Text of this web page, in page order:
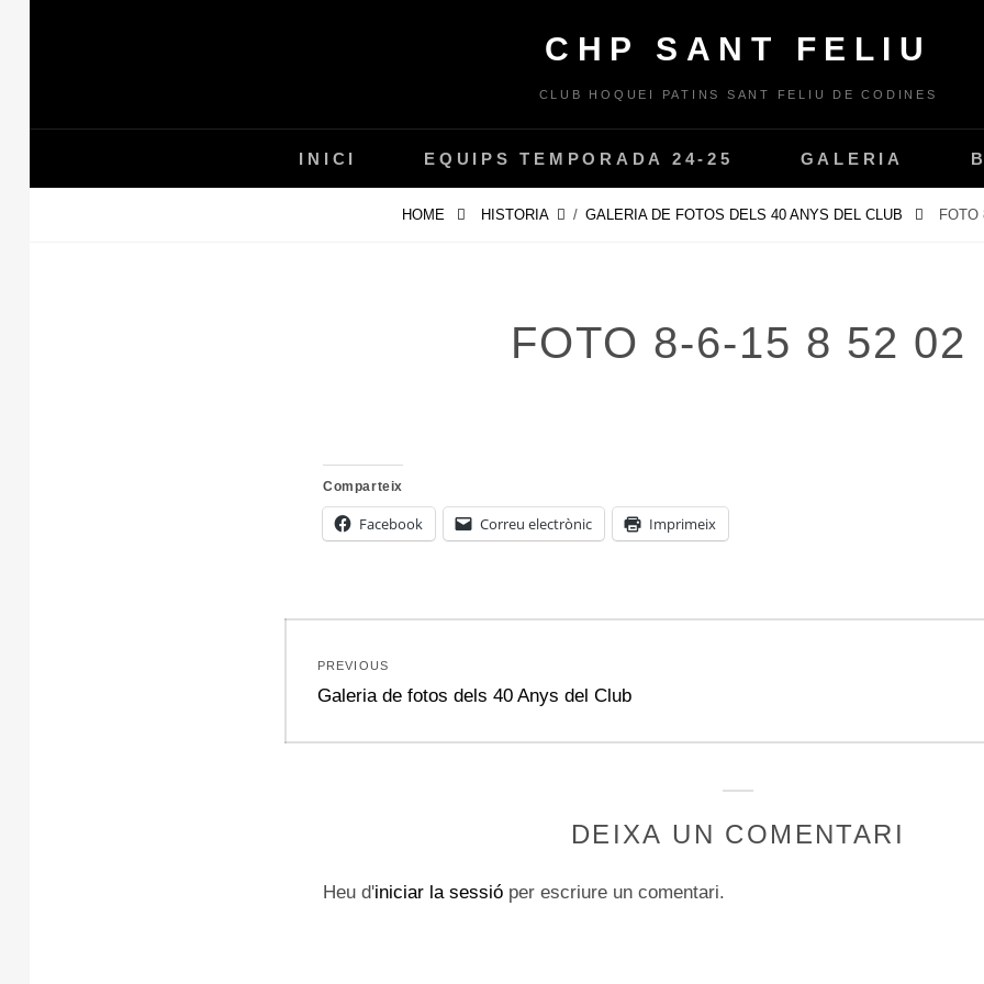
CHP SANT FELIU
CLUB HOQUEI PATINS SANT FELIU DE CODINES
INICI EQUIPS TEMPORADA 24-25 GALERIA
HOME HISTORIA / GALERIA DE FOTOS DELS 40 ANYS DEL CLUB FOTO
FOTO 8-6-15 8 52 02
Comparteix
Facebook Correu electrònic Imprimeix
d'entrades
PREVIOUS
Previous
Galeria de fotos dels 40 Anys del Club
DEIXA UN COMENTARI
Heu d'iniciar la sessió per escriure un comentari.